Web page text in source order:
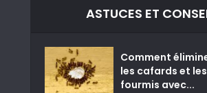
ASTUCES ET
Comment
les cafards et les
fourmis avec...